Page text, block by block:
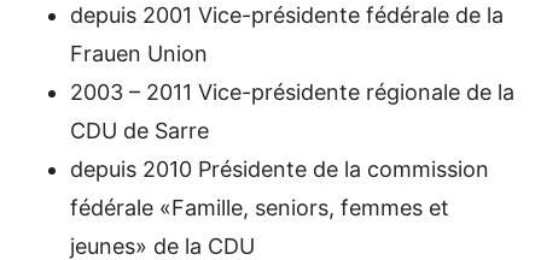
depuis 2001 Vice-présidente fédérale de la
Frauen Union
2003 – 2011 Vice-présidente régionale de la
CDU de Sarre
depuis 2010 Présidente de la commission
fédérale «Famille, seniors, femmes et
jeunes» de la CDU